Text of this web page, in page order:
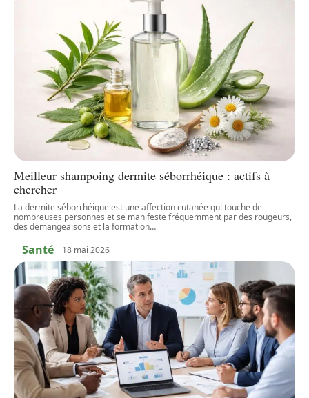
Meilleur shampoing dermite séborrhéique : actifs à
chercher
La dermite séborrhéique est une affection cutanée qui touche de
nombreuses personnes et se manifeste fréquemment par des rougeurs,
des démangeaisons et la formation…
Santé 18 mai 2026